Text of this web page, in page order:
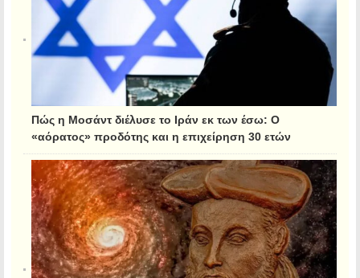
Πώς η Μοσάντ διέλυσε το Ιράν εκ των έσω: Ο
«αόρατος» προδότης και η επιχείρηση 30 ετών